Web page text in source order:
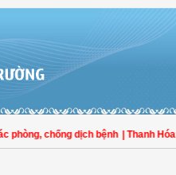
chống dịch bệnh | Thanh Hóa: